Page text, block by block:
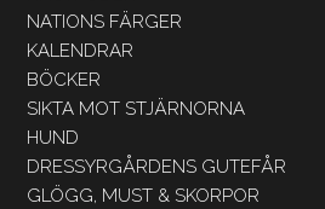
NATIONS FÄRGER
KALENDRAR
BÖCKER
SIKTA MOT STJÄRNORNA
HUND
DRESSYRGÅRDENS GUTEFÅR
GLÖGG, MUST & SKORPOR